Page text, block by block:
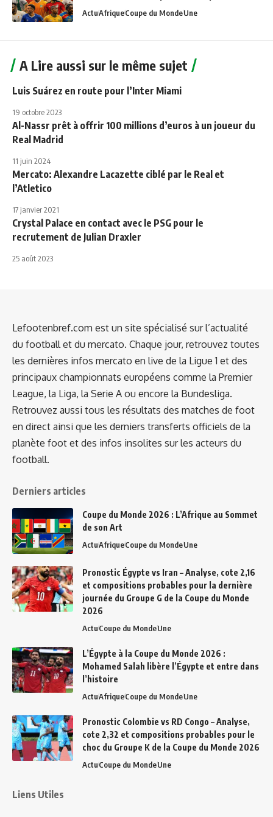
ActuAfriqueCoupe du MondeUne
A Lire aussi sur le même sujet
Luis Suárez en route pour l’Inter Miami
19 octobre 2023
Al-Nassr prêt à offrir 100 millions d’euros à un joueur du
Real Madrid
11 juin 2024
Mercato: Alexandre Lacazette ciblé par le Real et
l’Atletico
17 janvier 2021
Crystal Palace en contact avec le PSG pour le
recrutement de Julian Draxler
25 août 2023
Lefootenbref.com est un site spécialisé sur l’actualité
du football et du mercato. Chaque jour, retrouvez toutes
les dernières infos mercato en live de la Ligue 1 et des
principaux championnats européens comme la Premier
League, la Liga, la Serie A ou encore la Bundesliga.
Retrouvez aussi tous les résultats des matches de foot
en direct ainsi que les derniers transferts officiels de la
planète foot et des infos insolites sur les acteurs du
football.
Derniers articles
Coupe du Monde 2026 : L’Afrique au Sommet
de son Art
ActuAfriqueCoupe du MondeUne
Pronostic Égypte vs Iran – Analyse, cote 2,16
et compositions probables pour la dernière
journée du Groupe G de la Coupe du Monde
2026
ActuCoupe du MondeUne
L’Égypte à la Coupe du Monde 2026 :
Mohamed Salah libère l’Égypte et entre dans
l’histoire
ActuAfriqueCoupe du MondeUne
Pronostic Colombie vs RD Congo – Analyse,
cote 2,32 et compositions probables pour le
choc du Groupe K de la Coupe du Monde 2026
ActuCoupe du MondeUne
Liens Utiles